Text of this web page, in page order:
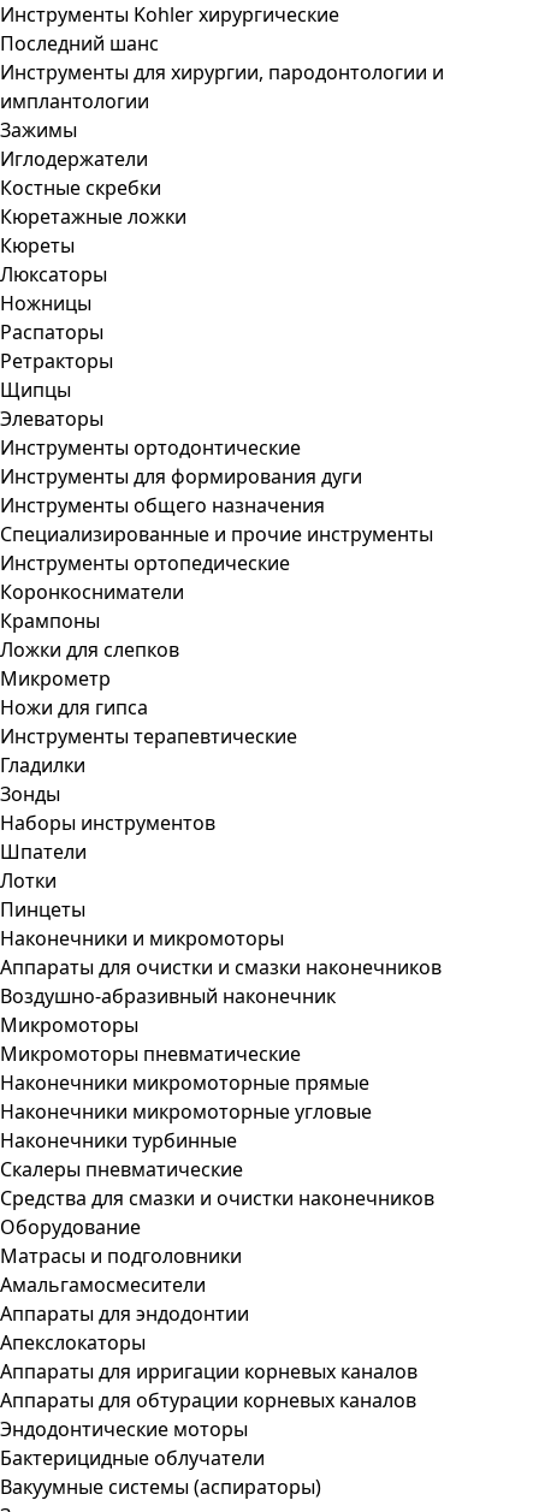
Инструменты Kohler хирургические
Последний шанс
Инструменты для хирургии, пародонтологии и
имплантологии
Зажимы
Иглодержатели
Костные скребки
Кюретажные ложки
Кюреты
Люксаторы
Ножницы
Распаторы
Ретракторы
Щипцы
Элеваторы
Инструменты ортодонтические
Инструменты для формирования дуги
Инструменты общего назначения
Специализированные и прочие инструменты
Инструменты ортопедические
Коронкосниматели
Крампоны
Ложки для слепков
Микрометр
Ножи для гипса
Инструменты терапевтические
Гладилки
Зонды
Наборы инструментов
Шпатели
Лотки
Пинцеты
Наконечники и микромоторы
Аппараты для очистки и смазки наконечников
Воздушно-абразивный наконечник
Микромоторы
Микромоторы пневматические
Наконечники микромоторные прямые
Наконечники микромоторные угловые
Наконечники турбинные
Скалеры пневматические
Средства для смазки и очистки наконечников
Оборудование
Матрасы и подголовники
Амальгамосмесители
Аппараты для эндодонтии
Апекслокаторы
Аппараты для ирригации корневых каналов
Аппараты для обтурации корневых каналов
Эндодонтические моторы
Бактерицидные облучатели
Вакуумные системы (аспираторы)